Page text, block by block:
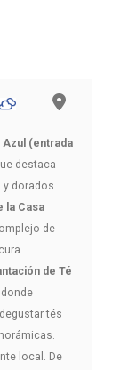
Azul (entrada
destaca
dorados.
la Casa
de
de Té
donde
tés
local. De